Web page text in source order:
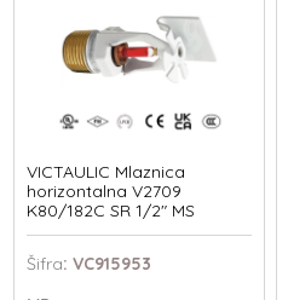
VICTAULIC Mlaznica
horizontalna V2709
K80/182C SR 1/2" MS
Šifra: VC915953